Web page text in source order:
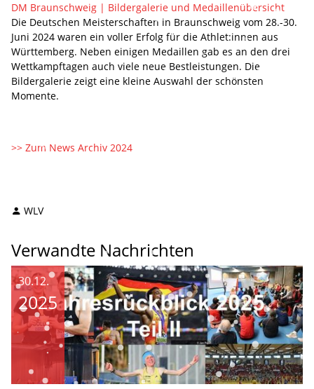
DM Braunschweig | Bildergalerie und Medaillenübersicht
Die Deutschen Meisterschaften in Braunschweig vom 28.-30.
Juni 2024 waren ein voller Erfolg für die Athlet:innen aus
Württemberg. Neben einigen Medaillen gab es an den drei
Wettkampftagen auch viele neue Bestleistungen. Die
Bildergalerie zeigt eine kleine Auswahl der schönsten
Momente.
>> Zum News Archiv 2024
WLV
Verwandte Nachrichten
30.12.
2025